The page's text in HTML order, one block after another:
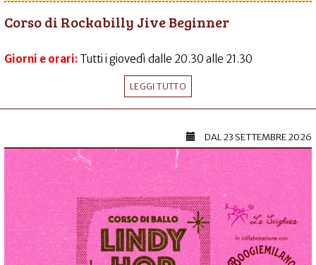
Corso di Rockabilly Jive Beginner
Giorni e orari: Tutti i giovedì dalle 20.30 alle 21.30
LEGGI TUTTO
DAL23 SETTEMBRE 2026